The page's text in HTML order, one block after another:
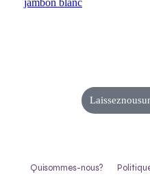
Laissez nous
Qui sommes-nous ?